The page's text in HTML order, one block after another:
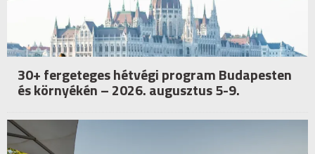
30+ fergeteges hétvégi program Budapesten
és környékén – 2026. augusztus 5-9.